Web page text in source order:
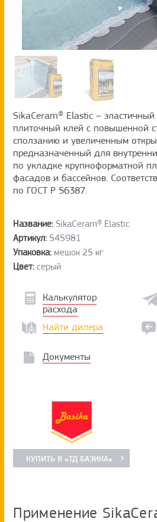
SikaCeram® Elastic –
плиточный клей с повышенной
сползанию и увеличенным
предназначенный для
по укладке крупноформатной
фасадов и бассейнов.
по ГОСТ Р 56387.
Название: SikaCeram® Elastic
Артикул: 545981
Упаковка: мешок 25 кг
Цвет: серый
Калькулятор
расхода
Найти дилера
Документы
КУПИТЬ В «ТД БАЗИКА»
Применение